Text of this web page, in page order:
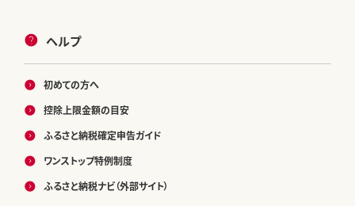
ヘルプ
初めての方へ
控除上限金額の目安
ふるさと納税確定申告ガイド
ワンストップ特例制度
ふるさと納税ナビ（外部サイト）